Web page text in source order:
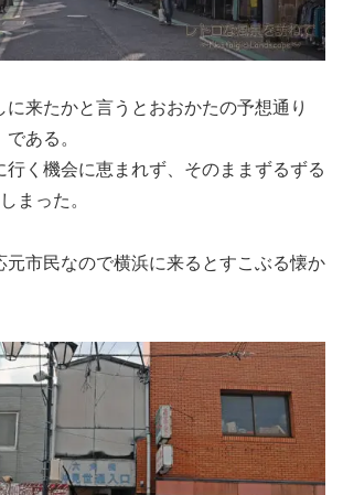
に来たかと言うとおおかたの予想通り
である。
行く機会に恵まれず、そのままずるずる
まった。
元市民なので横浜に来るとすこぶる懐か